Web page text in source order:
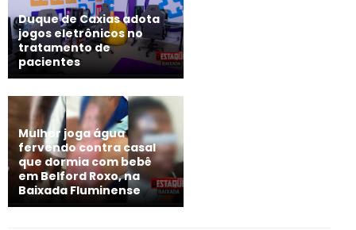
Duque de Caxias adota
jogos eletrônicos no
tratamento de
pacientes
Mulher joga água
fervendo contra casal
que dormia com bebê
em Belford Roxo, na
Baixada Fluminense